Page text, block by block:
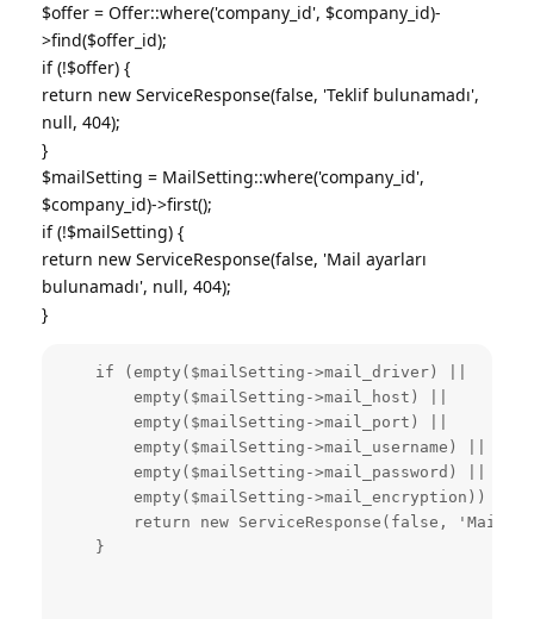
$offer = Offer::where('company_id', $company_id)-
>find($offer_id);
if (!$offer) {
return new ServiceResponse(false, 'Teklif bulunamadı',
null, 404);
}
$mailSetting = MailSetting::where('company_id',
$company_id)->first();
if (!$mailSetting) {
return new ServiceResponse(false, 'Mail ayarları
bulunamadı', null, 404);
}
    if (empty($mailSetting->mail_driver) ||
        empty($mailSetting->mail_host) ||
        empty($mailSetting->mail_port) ||
        empty($mailSetting->mail_username) ||
        empty($mailSetting->mail_password) ||
        empty($mailSetting->mail_encryption)) {
return new ServiceResponse(false, 'Mail
    }